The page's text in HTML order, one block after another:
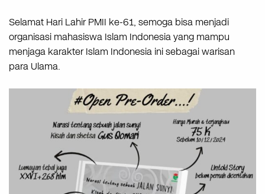
Selamat Hari Lahir PMII ke-61, semoga bisa menjadi
organisasi mahasiswa Islam Indonesia yang mampu
menjaga karakter Islam Indonesia ini sebagai warisan
para Ulama.